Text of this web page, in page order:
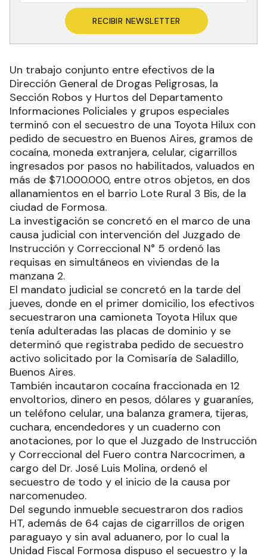
RECIBIR NEWSLETTER
Un trabajo conjunto entre efectivos de la
Dirección General de Drogas Peligrosas, la
Sección Robos y Hurtos del Departamento
Informaciones Policiales y grupos especiales
terminó con el secuestro de una Toyota Hilux con
pedido de secuestro en Buenos Aires, gramos de
cocaína, moneda extranjera, celular, cigarrillos
ingresados por pasos no habilitados, valuados en
más de $71.000.000, entre otros objetos, en dos
allanamientos en el barrio Lote Rural 3 Bis, de la
ciudad de Formosa.
La investigación se concretó en el marco de una
causa judicial con intervención del Juzgado de
Instrucción y Correccional N° 5 ordenó las
requisas en simultáneos en viviendas de la
manzana 2.
El mandato judicial se concretó en la tarde del
jueves, donde en el primer domicilio, los efectivos
secuestraron una camioneta Toyota Hilux que
tenía adulteradas las placas de dominio y se
determinó que registraba pedido de secuestro
activo solicitado por la Comisaría de Saladillo,
Buenos Aires.
También incautaron cocaína fraccionada en 12
envoltorios, dinero en pesos, dólares y guaraníes,
un teléfono celular, una balanza gramera, tijeras,
cuchara, encendedores y un cuaderno con
anotaciones, por lo que el Juzgado de Instrucción
y Correccional del Fuero contra Narcocrimen, a
cargo del Dr. José Luis Molina, ordenó el
secuestro de todo y el inicio de la causa por
narcomenudeo.
Del segundo inmueble secuestraron dos radios
HT, además de 64 cajas de cigarrillos de origen
paraguayo y sin aval aduanero, por lo cual la
Unidad Fiscal Formosa dispuso el secuestro y la